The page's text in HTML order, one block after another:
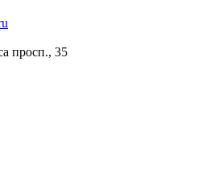
просп., 35